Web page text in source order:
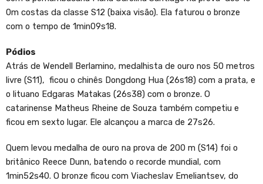
0m costas da classe S12 (baixa visão). Ela faturou o bronze
com o tempo de 1min09s18.
Pódios
Atrás de Wendell Berlamino, medalhista de ouro nos 50 metros
livre (S11), ficou o chinês Dongdong Hua (26s18) com a prata, e
o lituano Edgaras Matakas (26s38) com o bronze. O
catarinense Matheus Rheine de Souza também competiu e
ficou em sexto lugar. Ele alcançou a marca de 27s26.
Quem levou medalha de ouro na prova de 200 m (S14) foi o
britânico Reece Dunn, batendo o recorde mundial, com
1min52s40. O bronze ficou com Viacheslav Emeliantsev, do